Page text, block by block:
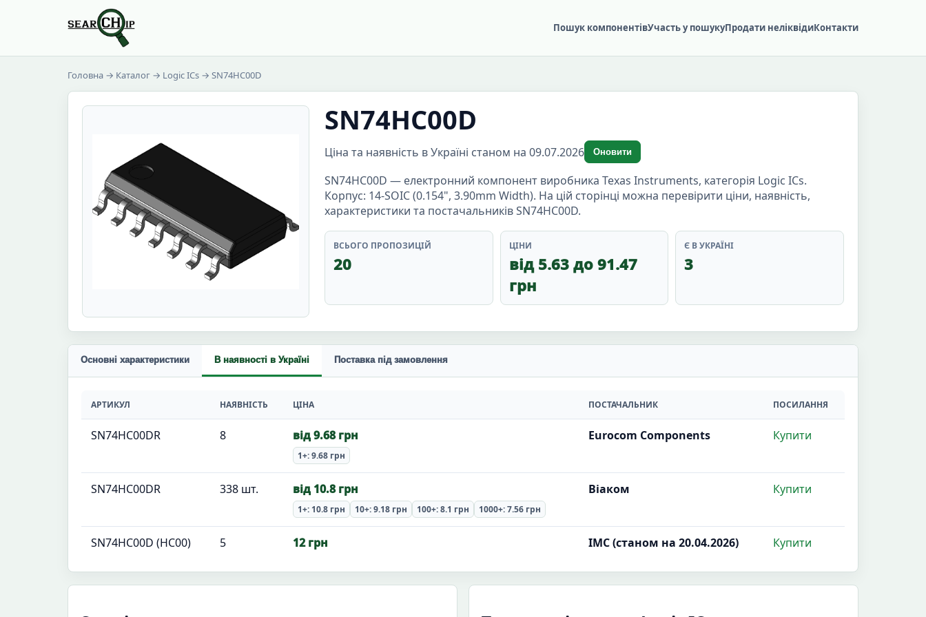
Пошук компонентівУчасть у пошукуПродати неліквідиКонтакти
Головна → Каталог → Logic ICs → SN74HC00D
SN74HC00D
Ціна та наявність в Україні станом на 09.07.2026 Оновити
SN74HC00D — електронний компонент виробника Texas Instruments, категорія Logic ICs.
Корпус: 14-SOIC (0.154", 3.90mm Width). На цій сторінці можна перевірити ціни, наявність,
характеристики та постачальників SN74HC00D.
ВСЬОГО ПРОПОЗИЦІЙ
20
ЦІНИ
від 5.63 до 91.47
грн
Є В УКРАЇНІ
3
Основні характеристики В наявності в Україні Поставка під замовлення
АРТИКУЛ НАЯВНІСТЬ ЦІНА ПОСТАЧАЛЬНИК ПОСИЛАННЯ
SN74HC00DR 8 від 9.68 грн
1+: 9.68 грн
Eurocom Components Купити
SN74HC00DR 338 шт. від 10.8 грн
1+: 10.8 грн 10+: 9.18 грн 100+: 8.1 грн 1000+: 7.56 грн
Віаком Купити
SN74HC00D (HC00) 5 12 грн ІМС (станом на 20.04.2026) Купити